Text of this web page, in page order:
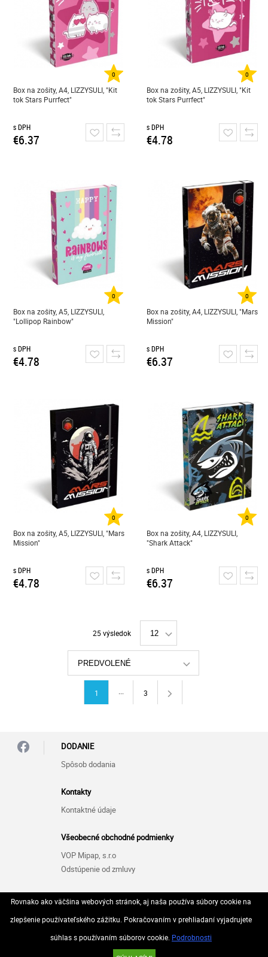
0
Box na zošity, A4, LIZZYSULI, "Kit
tok Stars Purrfect"
s DPH
€6.37
0
Box na zošity, A5, LIZZYSULI, "Kit
tok Stars Purrfect"
s DPH
€4.78
0
Box na zošity, A5, LIZZYSULI,
"Lollipop Rainbow"
s DPH
€4.78
0
Box na zošity, A4, LIZZYSULI, "Mars
Mission"
s DPH
€6.37
0
Box na zošity, A5, LIZZYSULI, "Mars
Mission"
s DPH
€4.78
0
Box na zošity, A4, LIZZYSULI,
"Shark Attack"
s DPH
€6.37
25 výsledok 12
PREDVOLENÉ
1 3
DODANIE
Spôsob dodania
Kontakty
Kontaktné údaje
Všeobecné obchodné podmienky
VOP Mipap, s.r.o
Odstúpenie od zmluvy
Zásady ochrany osobných údajov (GDPR)
GDPR Mipap, s.r.o
Rovnako ako väčšina webových stránok, aj naša používa súbory cookie na
zlepšenie používateľského zážitku. Pokračovaním v prehliadaní vyjadrujete
súhlas s používaním súborov cookie. Podrobnosti